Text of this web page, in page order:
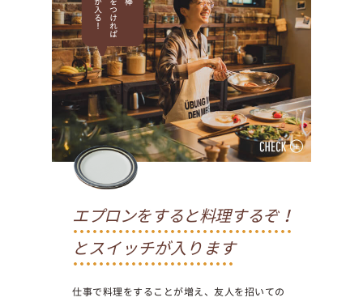
エプロンをすると料理するぞ！
とスイッチが入ります
仕事で料理をすることが増え、友人を招いての